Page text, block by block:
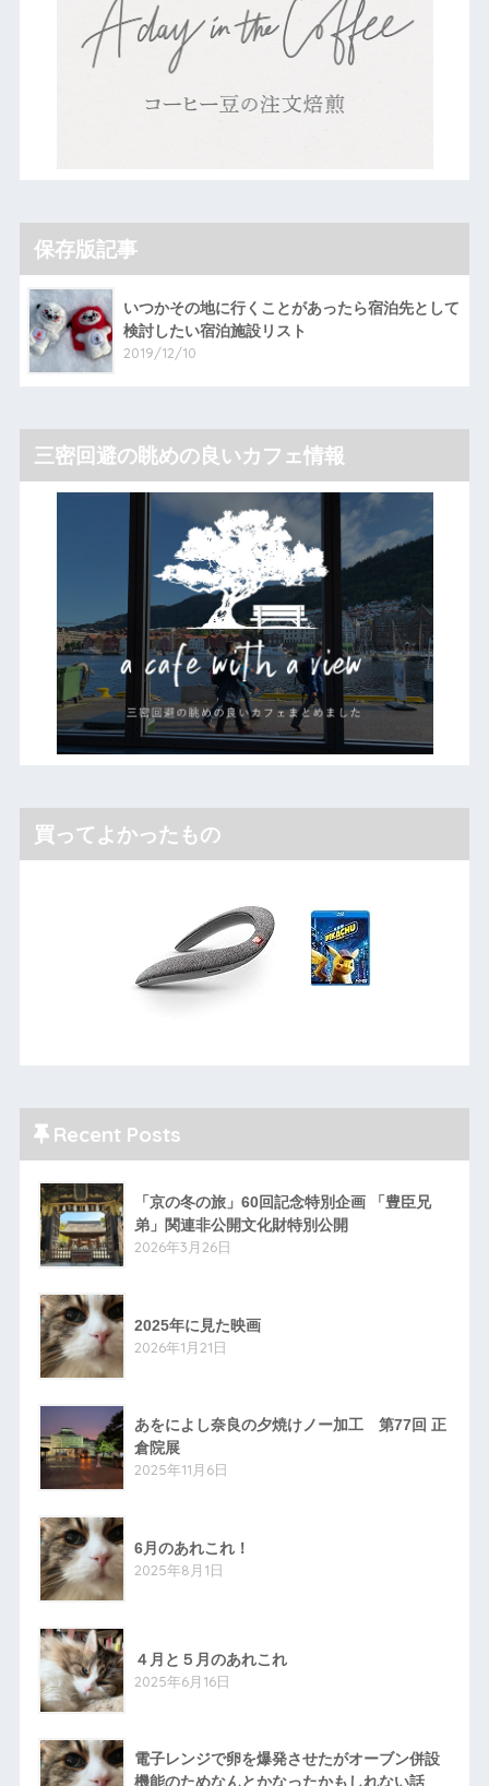
保存版記事
いつかその地に行くことがあったら宿泊先として
検討したい宿泊施設リスト
2019/12/10
三密回避の眺めの良いカフェ情報
買ってよかったもの
Recent Posts
「京の冬の旅」60回記念特別企画 「豊臣兄
弟」関連非公開文化財特別公開
2026年3月26日
2025年に見た映画
2026年1月21日
あをによし奈良の夕焼けノー加工 第77回 正
倉院展
2025年11月6日
6月のあれこれ！
2025年8月1日
４月と５月のあれこれ
2025年6月16日
電子レンジで卵を爆発させたがオーブン併設
機能のためなんとかなったかもしれない話